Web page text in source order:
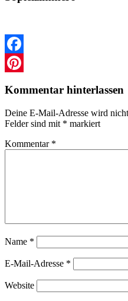
Facebook
Kommentar hinterlassen
Deine E-Mail-Adresse wird
Felder sind mit * markiert
Kommentar *
Name *
E-Mail-Adresse *
Website